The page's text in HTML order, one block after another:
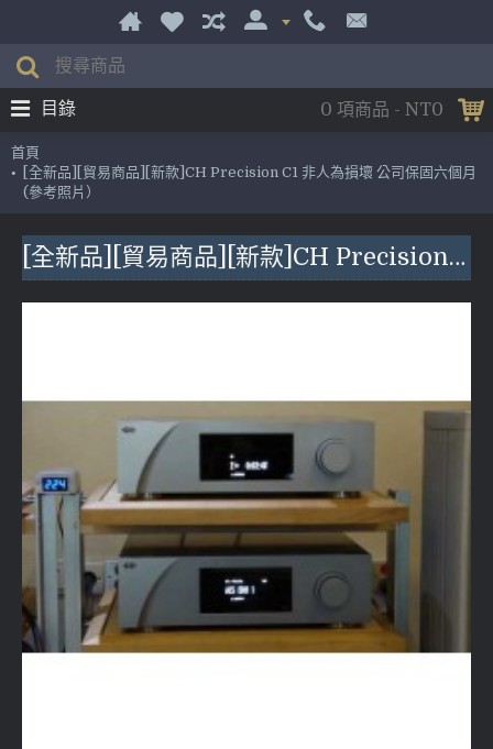
0 項商品 - NT0
目錄
首頁
[全新品][貿易商品][新款]CH Precision C1 非人為損壞 公司保固六個月
(參考照片）
[全新品][貿易商品][新款]CH Precision C1 非人為損壞 公司保固六個月(參考照片）